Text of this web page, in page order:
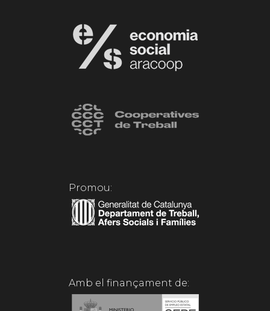
Promou:
Amb el finançament de: